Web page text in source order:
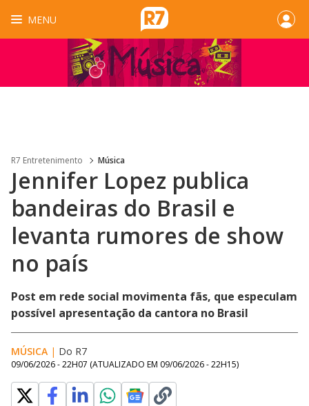
MENU
R7 Entretenimento Música
Jennifer Lopez publica
bandeiras do Brasil e
levanta rumores de show
no país
Post em rede social movimenta fãs, que especulam
possível apresentação da cantora no Brasil
MÚSICA | Do R7
09/06/2026 - 22H07 (ATUALIZADO EM 09/06/2026 - 22H15)